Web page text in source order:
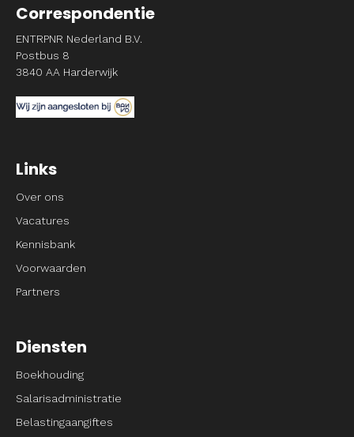
Correspondentie
ENTRPNR Nederland B.V.
Postbus 8
3840 AA Harderwijk
Links
Over ons
Vacatures
Kennisbank
Voorwaarden
Partners
Diensten
Boekhouding
Salarisadministratie
Belastingaangiftes